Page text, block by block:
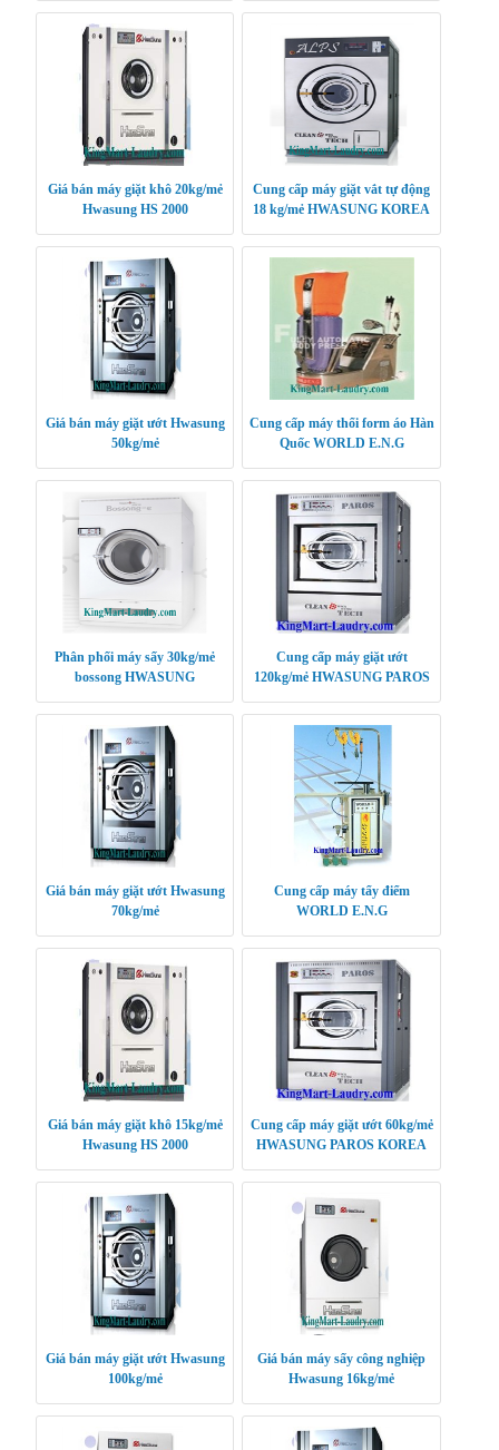
Giá bán máy giặt khô 20kg/mẻ
Hwasung HS 2000
Cung cấp máy giặt vắt tự động
18 kg/mẻ HWASUNG KOREA
Giá bán máy giặt ướt Hwasung
50kg/mẻ
Cung cấp máy thổi form áo Hàn
Quốc WORLD E.N.G
Phân phối máy sấy 30kg/mẻ
bossong HWASUNG
Cung cấp máy giặt ướt
120kg/mẻ HWASUNG PAROS
Giá bán máy giặt ướt Hwasung
70kg/mẻ
Cung cấp máy tẩy điểm
WORLD E.N.G
Giá bán máy giặt khô 15kg/mẻ
Hwasung HS 2000
Cung cấp máy giặt ướt 60kg/mẻ
HWASUNG PAROS KOREA
Giá bán máy giặt ướt Hwasung
100kg/mẻ
Giá bán máy sấy công nghiệp
Hwasung 16kg/mẻ